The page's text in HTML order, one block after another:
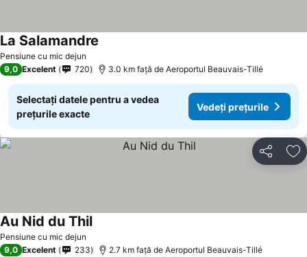
Pensiune cu mic dejun
La Salamandre
9,0 Excelent 720 3.0 km faţă de Aeroportul Beauvais-Tillé
Selectați datele pentru a vedea
prețurile exacte
Vedeți prețurile
Distribuiți
Pensiune cu mic dejun
Au Nid du Thil
9,0 Excelent 233 2.7 km faţă de Aeroportul Beauvais-Tillé